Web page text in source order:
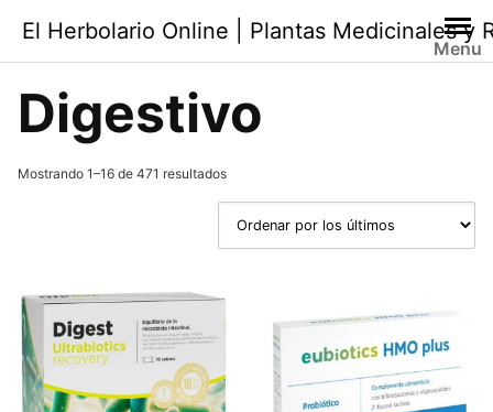
contenido
El Herbolario Online | Plantas Medicinales y
Menu
Digestivo
Mostrando 1–16 de 471 resultadosOrdenado
últimos